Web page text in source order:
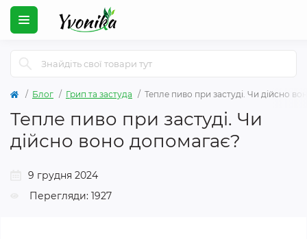
Блог Грип та застуда Тепле пиво при застуді. Чи дійсно
Тепле пиво при застуді. Чи
дійсно воно допомагає?
9 грудня 2024
Перегляди: 1927